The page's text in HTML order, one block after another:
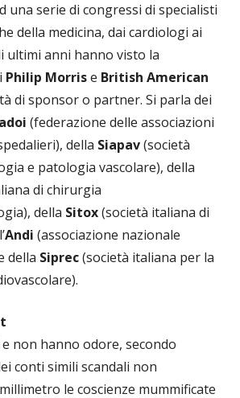
una serie di congressi di specialisti
della medicina, dai cardiologi ai
ultimi anni hanno visto la
Philip Morrise British American
di sponsor o partner. Si parla dei
(federazione delle associazioni
della Siapav(società
e patologia vascolare), della
di chirurgia
della Sitox(società italiana di
Andi (associazione nazionale
della Siprec(società italiana per la
non hanno odore, secondo
conti simili scandali non
le coscienze mummificate